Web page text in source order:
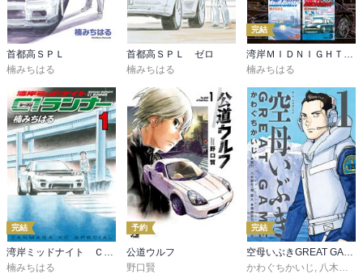
首都高ＳＰＬ
楠みちはる
首都高ＳＰＬ ゼロ
楠みちはる
完結
湾岸ＭＩＤＮＩＧＨＴ 超合本版
楠みちはる
完結
楠みちはる
予約
公道ウルフ
野口賢
完結
かわぐちかいじ
八木勝大